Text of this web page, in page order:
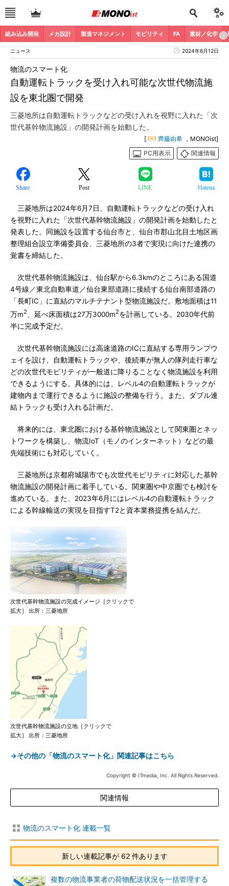
組み込み開発 メカ設計 製造マネジメント モビリティ FA 素材／化学
ニュース 2024年6月12日
自動運転トラックを受け入れ可能な次世代物流施
設を東北圏で開発
物流のスマート化
三菱地所は自動運転トラックなどの受け入れを視野に入れた「次
世代基幹物流施設」の開発計画を始動した。
[ 齊藤由希 ，MONOist]
PC用表示
関連情報
Share Post LINE Hatena
三菱地所は2024年6月7日、自動運転トラックなどの受け入れ
を視野に入れた「次世代基幹物流施設」の開発計画を始動したと
発表した。同施設を設置する仙台市と、仙台市郡山北目土地区画
整理組合設立準備委員会、三菱地所の3者で実現に向けた連携の
覚書を締結した。
次世代基幹物流施設は、仙台駅から6.3kmのところにある国道
4号線／東北自動車道／仙台東部道路に接続する仙台南部道路の
「長町IC」に直結のマルチテナント型物流施設だ。敷地面積は11
万m2 、延べ床面積は27万3000m2を計画している。2030年代前
半に完成予定だ。
次世代基幹物流施設には高速道路のICに直結する専用ランプウ
ェイを設け、自動運転トラックや、後続車が無人の隊列走行車な
どの次世代モビリティが一般道に降りることなく物流施設を利用
できるようにする。具体的には、レベル4の自動運転トラックが
建物内まで運行できるように施設の整備を行う。また、ダブル連
結トラックも受け入れる計画だ。
将来的には、東北圏における基幹物流施設として関東圏とネッ
トワークを構築し、物流IoT（モノのインターネット）などの最
先端技術にも対応していく。
三菱地所は京都府城陽市でも次世代モビリティに対応した基幹
物流施設の開発計画に着手している。関東圏や中京圏でも検討を
進めている。また、2023年6月にはレベル4の自動運転トラック
による幹線輸送の実現を目指すT2と資本業務提携を結んだ。
次世代基幹物流施設の完成イメージ［クリックで
拡大］ 出所：三菱地所
次世代基幹物流施設の立地［クリックで
拡大］ 出所：三菱地所
→その他の「物流のスマート化」関連記事はこちら
Copyright © ITmedia, Inc. All Rights Reserved.
関連情報
物流のスマート化 連載一覧
新しい連載記事が 62 件あります
複数の物流事業者の荷物配送状況を一括管理する